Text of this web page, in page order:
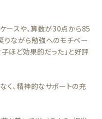
ースや、算数が30点から85
りながら勉強へのモチベー
ほど効果的だった」と好評
く、精神的なサポートの充